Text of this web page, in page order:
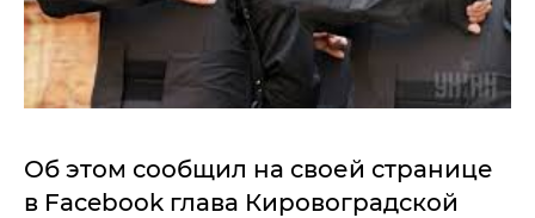
Об этом сообщил на своей странице
в Facebook глава Кировоградской